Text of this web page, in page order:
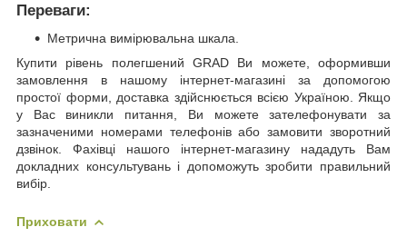
Переваги:
Метрична вимірювальна шкала.
Купити рівень полегшений GRAD Ви можете, оформивши
замовлення в нашому інтернет-магазині за допомогою
простої форми, доставка здійснюється всією Україною. Якщо
у Вас виникли питання, Ви можете зателефонувати за
зазначеними номерами телефонів або замовити зворотний
дзвінок. Фахівці нашого інтернет-магазину нададуть Вам
докладних консультувань і допоможуть зробити правильний
вибір.
Приховати